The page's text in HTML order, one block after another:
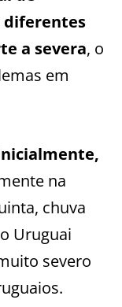
diferentes
a severa, o
em
na
chuva
Uruguai
severo